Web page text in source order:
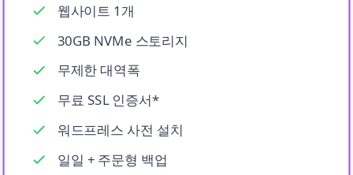
웹사이트 1개
30GB NVMe 스토리지
무제한 대역폭
무료 SSL 인증서*
워드프레스 사전 설치
일일 + 주문형 백업